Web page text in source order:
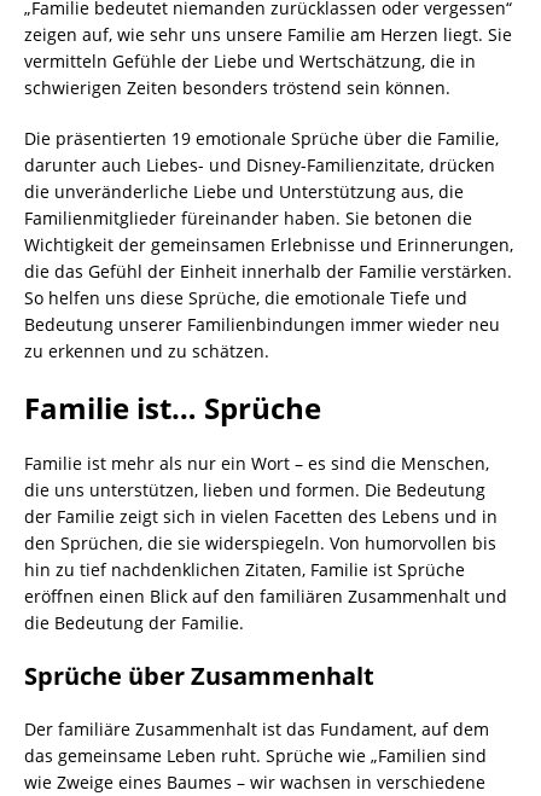
„Familie bedeutet niemanden zurücklassen oder vergessen“
zeigen auf, wie sehr uns unsere Familie am Herzen liegt. Sie
vermitteln Gefühle der Liebe und Wertschätzung, die in
schwierigen Zeiten besonders tröstend sein können.
Die präsentierten 19 emotionale Sprüche über die Familie,
darunter auch Liebes- und Disney-Familienzitate, drücken
die unveränderliche Liebe und Unterstützung aus, die
Familienmitglieder füreinander haben. Sie betonen die
Wichtigkeit der gemeinsamen Erlebnisse und Erinnerungen,
die das Gefühl der Einheit innerhalb der Familie verstärken.
So helfen uns diese Sprüche, die emotionale Tiefe und
Bedeutung unserer Familienbindungen immer wieder neu
zu erkennen und zu schätzen.
Familie ist… Sprüche
Familie ist mehr als nur ein Wort – es sind die Menschen,
die uns unterstützen, lieben und formen. Die Bedeutung
der Familie zeigt sich in vielen Facetten des Lebens und in
den Sprüchen, die sie widerspiegeln. Von humorvollen bis
hin zu tief nachdenklichen Zitaten, Familie ist Sprüche
eröffnen einen Blick auf den familiären Zusammenhalt und
die Bedeutung der Familie.
Sprüche über Zusammenhalt
Der familiäre Zusammenhalt ist das Fundament, auf dem
das gemeinsame Leben ruht. Sprüche wie „Familien sind
wie Zweige eines Baumes – wir wachsen in verschiedene